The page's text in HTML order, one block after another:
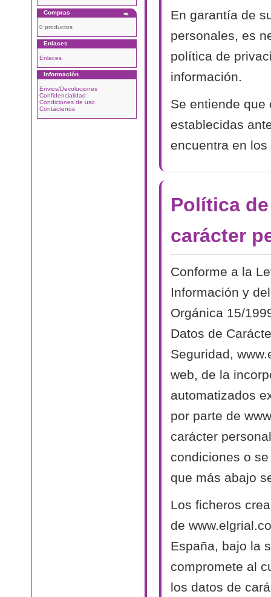
Compras
0 productos
Enlaces
Enlaces
Información
Envios/Devoluciones
Confidencialidad
Condiciones de uso
Contáctenos
En garantía de
personales, es
política de
información.
Se entiende
establecidas
encuentra en
Política
carácter
Conforme a la
Información y
Orgánica 15/
Datos de
Seguridad,
web, de la
automatizados
por parte de
carácter
condiciones o
que más abajo
Los ficheros
de
España, bajo la
compromete al
los datos de